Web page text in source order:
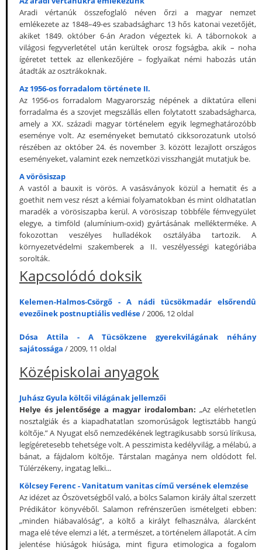
Aradi vértanúk összefoglaló néven őrzi a magyar nemzet
emlékezete az 1848–49-es szabadságharc 13 hős katonai vezetőjét,
akiket 1849. október 6-án Aradon végeztek ki. A tábornokok a
világosi fegyverletétel után kerültek orosz fogságba, akik – noha
ígéretet tettek az ellenkezőjére – foglyaikat némi habozás után
átadták az osztrákoknak.
Az 1956-os forradalom története II.
Az 1956-os forradalom Magyarország népének a diktatúra elleni
forradalma és a szovjet megszállás ellen folytatott szabadságharca,
amely a XX. századi magyar történelem egyik legmeghatározóbb
eseménye volt. Az eseményeket bemutató cikksorozatunk utolsó
részében az október 24. és november 3. között lezajlott országos
eseményeket, valamint ezek nemzetközi visszhangját mutatjuk be.
A vörösiszap
A vastól a bauxit is vörös. A vasásványok közül a hematit és a
goethit nem vesz részt a kémiai folyamatokban és mint oldhatatlan
maradék a vörösiszapba kerül. A vörösiszap többféle fémvegyület
elegye, a timföld (alumínium-oxid) gyártásának mellékterméke. A
fokozottan veszélyes hulladékok osztályába tartozik. A
környezetvédelmi szakemberek a II. veszélyességi kategóriába
sorolták.
Kapcsolódó doksik
Kelemen-Halmos-Csörgő - A nádi tücsökmadár elsőrendû
evezőinek postnuptiális vedlése/ 2006, 12 oldal
Dósa Attila - A Tücsökzene gyerekvilágának néhány
sajátossága / 2009, 11 oldal
Középiskolai anyagok
Juhász Gyula költői világának jellemzői
Helye és jelentősége a magyar irodalomban: „Az elérhetetlen
nosztalgiák és a kiapadhatatlan szomorúságok legtisztább hangú
költője.” A Nyugat első nemzedékének legtragikusabb sorsú lírikusa,
legígéretesebb tehetsége volt. A pesszimista kedélyvilág, a mélabú, a
bánat, a fájdalom költője. Társtalan magánya nem oldódott fel.
Túlérzékeny, ingatag lelki...
Kölcsey Ferenc - Vanitatum vanitas című versének elemzése
Az idézet az Ószövetségből való, a bölcs Salamon király által szerzett
Prédikátor könyvéből. Salamon refrénszerűen ismételgeti ebben:
„minden hiábavalóság”, a költő a királyt felhasználva, álarcként
maga elé téve elemzi a lét, a természet, a történelem állapotát. A cím
jelentése hiúságok hiúsága, mint figura etimologica a fogalom